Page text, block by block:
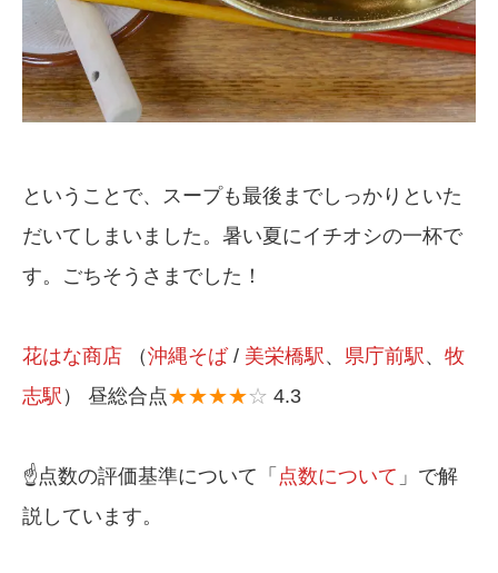
ということで、スープも最後までしっかりといた
だいてしまいました。暑い夏にイチオシの一杯で
す。ごちそうさまでした！
花はな商店 （沖縄そば/ 美栄橋駅 、 県庁前駅 、 牧
志駅 ） 昼総合点★★★★☆ 4.3
☝️点数の評価基準について「 点数について 」で解
説しています。